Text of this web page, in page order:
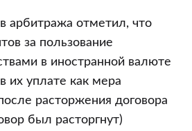
арбитража отметил, что
за пользование
в иностранной валюте
их уплате как мера
расторжения договора
был расторгнут)